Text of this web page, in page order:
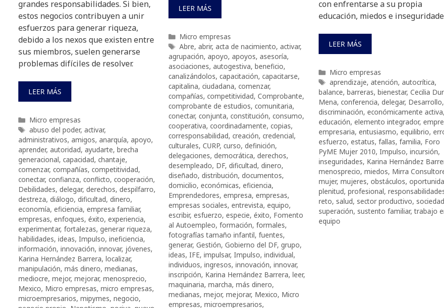
grandes responsabilidades. Si bien,
estos negocios contribuyen a unir
esfuerzos para generar riqueza,
debido a los nexos que existen entre
sus miembros, suelen generarse
problemas difíciles de resolver.
LEER MÁS
Categorías
Micro empresas
Etiquetas
abuso del poder, activar,
administrativos, amigos, anarquía, apoyo,
aprender, autoridad, ayudarte, brecha
generacional, capacidad, chantaje,
comenzar, compañías, competitividad,
conectar, confianza, conflicto, cooperación,
Debilidades, delegar, derechos, despilfarro,
destreza, diálogo, dificultad, dinero,
economía, eficiencia, empresa familiar,
empresas, enfoques, éxito, experiencia,
experimentar, fortalezas, generar riqueza,
habilidades, ideas, Impulso, ineficiencia,
información, innovación, innovar, jóvenes,
Karina Hernández Barrera, localizar,
manipulación, más dinero, medianas,
mediocre, mejor, mejorar, menosprecio,
Mexico, Micro empresas, micro empresas,
microempresarios, mipymes, negocio,
LEER MÁS
Categorías
Micro empresas
Etiquetas
Abre, abrir, acta de nacimiento, activar,
agrupación, apoyo, apoyos, asesoría,
asociaciones, autogestiva, beneficio,
canalizándolos, capacitación, capacitarse,
capitalina, ciudadana, comenzar,
compañías, competitividad, Comprobante,
comprobante de estudios, comunitaria,
conectar, conjunta, constitución, consumo,
cooperativa, coordinadamente, copias,
corresponsabilidad, creación, credencial,
culturales, CURP, curso, definición,
delegaciones, democrática, derechos,
desempleado, DF, dificultad, dinero,
diseñado, distribución, documentos,
domicilio, económicas, eficiencia,
Emprendedores, empresa, empresas,
empresas sociales, entrevista, equipo,
escribir, esfuerzo, especie, éxito, Fomento
al Autoempleo, formación, formales,
fotografías tamaño infantil, fuentes,
generar, Gestión, Gobierno del DF, grupo,
ideas, IFE, impulsar, Impulso, individual,
individuos, ingresos, innovación, innovar,
inscripción, Karina Hernández Barrera, leer,
maquinaria, marcha, más dinero,
medianas, mejor, mejorar, Mexico, Micro
empresas, microempresarios,
con enfrentarse a su propia
educación, miedos e
LEER MÁS
Categorías
Micro empresas
Etiquetas
aprendizaje, atención, autocrítica,
balance, barreras, bienestar, Cecilia
Mena, conferencia, delegar, Desarrollo,
discriminación, económicamente activa,
educación, elemento integrador,
empresaria, entusiasmo, equilibrio,
esfuerzo, estatus, fallas, familia, Foro
PyME Mujer 2010, Impulso, incursión,
inseguridades, Karina Hernández
menosprecio, miedos, Mirra
mujer, mujeres, obstáculos,
plenitud, profesional,
reto, salud, sector productivo, sociedad
superación, sustento familiar,trabajo
equipo